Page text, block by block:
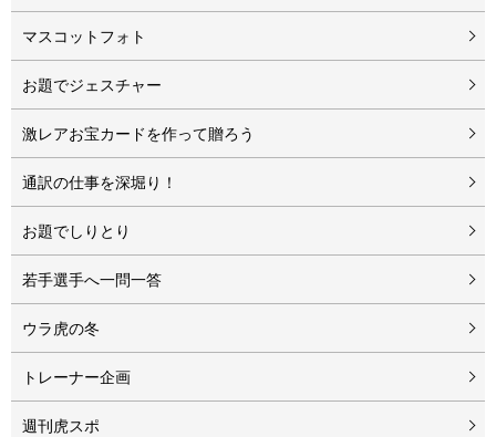
マスコットフォト
お題でジェスチャー
激レアお宝カードを作って贈ろう
通訳の仕事を深堀り！
お題でしりとり
若手選手へ一問一答
ウラ虎の冬
トレーナー企画
週刊虎スポ